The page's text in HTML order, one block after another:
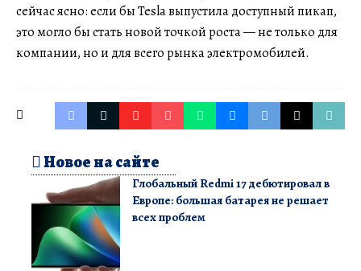
сейчас ясно: если бы Tesla выпустила доступный пикап,
это могло бы стать новой точкой роста — не только для
компании, но и для всего рынка электромобилей.
Новое на сайте
Глобальный Redmi 17 дебютировал в
Европе: большая батарея не решает
всех проблем